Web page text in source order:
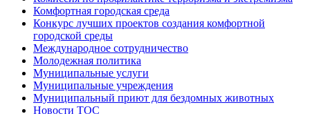
Комфортная городская среда
Конкурс лучших проектов создания комфортной
городской среды
Международное сотрудничество
Молодежная политика
Муниципальные услуги
Муниципальные учреждения
Муниципальный приют для бездомных животных
Новости ТОС